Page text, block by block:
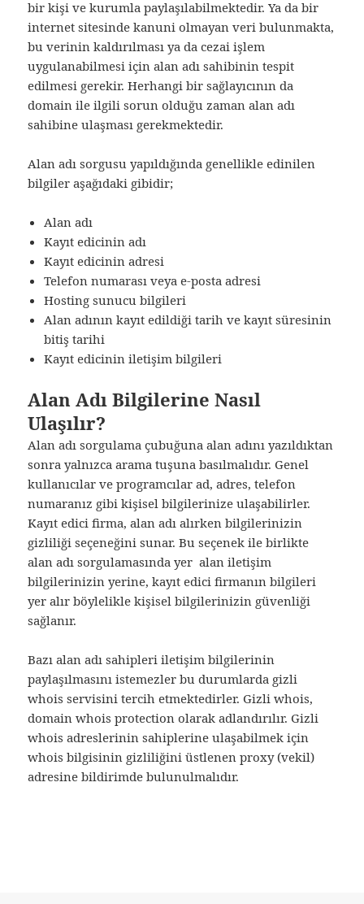
bir kişi ve kurumla paylaşılabilmektedir. Ya da bir
internet sitesinde kanuni olmayan veri bulunmakta,
bu verinin kaldırılması ya da cezai işlem
uygulanabilmesi için alan adı sahibinin tespit
edilmesi gerekir. Herhangi bir sağlayıcının da
domain ile ilgili sorun olduğu zaman alan adı
sahibine ulaşması gerekmektedir.
Alan adı sorgusu yapıldığında genellikle edinilen
bilgiler aşağıdaki gibidir;
Alan adı
Kayıt edicinin adı
Kayıt edicinin adresi
Telefon numarası veya e-posta adresi
Hosting sunucu bilgileri
Alan adının kayıt edildiği tarih ve kayıt süresinin
bitiş tarihi
Kayıt edicinin iletişim bilgileri
Alan Adı Bilgilerine Nasıl
Ulaşılır?
Alan adı sorgulama çubuğuna alan adını yazıldıktan
sonra yalnızca arama tuşuna basılmalıdır. Genel
kullanıcılar ve programcılar ad, adres, telefon
numaranız gibi kişisel bilgilerinize ulaşabilirler.
Kayıt edici firma, alan adı alırken bilgilerinizin
gizliliği seçeneğini sunar. Bu seçenek ile birlikte
alan adı sorgulamasında yer alan iletişim
bilgilerinizin yerine, kayıt edici firmanın bilgileri
yer alır böylelikle kişisel bilgilerinizin güvenliği
sağlanır.
Bazı alan adı sahipleri iletişim bilgilerinin
paylaşılmasını istemezler bu durumlarda gizli
whois servisini tercih etmektedirler. Gizli whois,
domain whois protection olarak adlandırılır. Gizli
whois adreslerinin sahiplerine ulaşabilmek için
whois bilgisinin gizliliğini üstlenen proxy (vekil)
adresine bildirimde bulunulmalıdır.